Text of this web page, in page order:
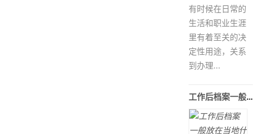
有时候在日常的
生活和职业生涯
里有着至关的决
定性用途，关系
到办理...
工作后档案一般放在当地什么地方保